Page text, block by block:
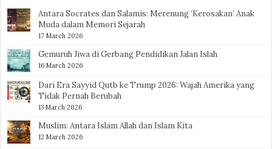
Antara Socrates dan Salamis: Merenung ‘Kerosakan’ Anak
Muda dalam Memori Sejarah
17 March 2026
Gemuruh Jiwa di Gerbang Pendidikan Jalan Islah
16 March 2026
Dari Era Sayyid Qutb ke Trump 2026: Wajah Amerika yang
Tidak Pernah Berubah
13 March 2026
Muslim: Antara Islam Allah dan Islam Kita
12 March 2026